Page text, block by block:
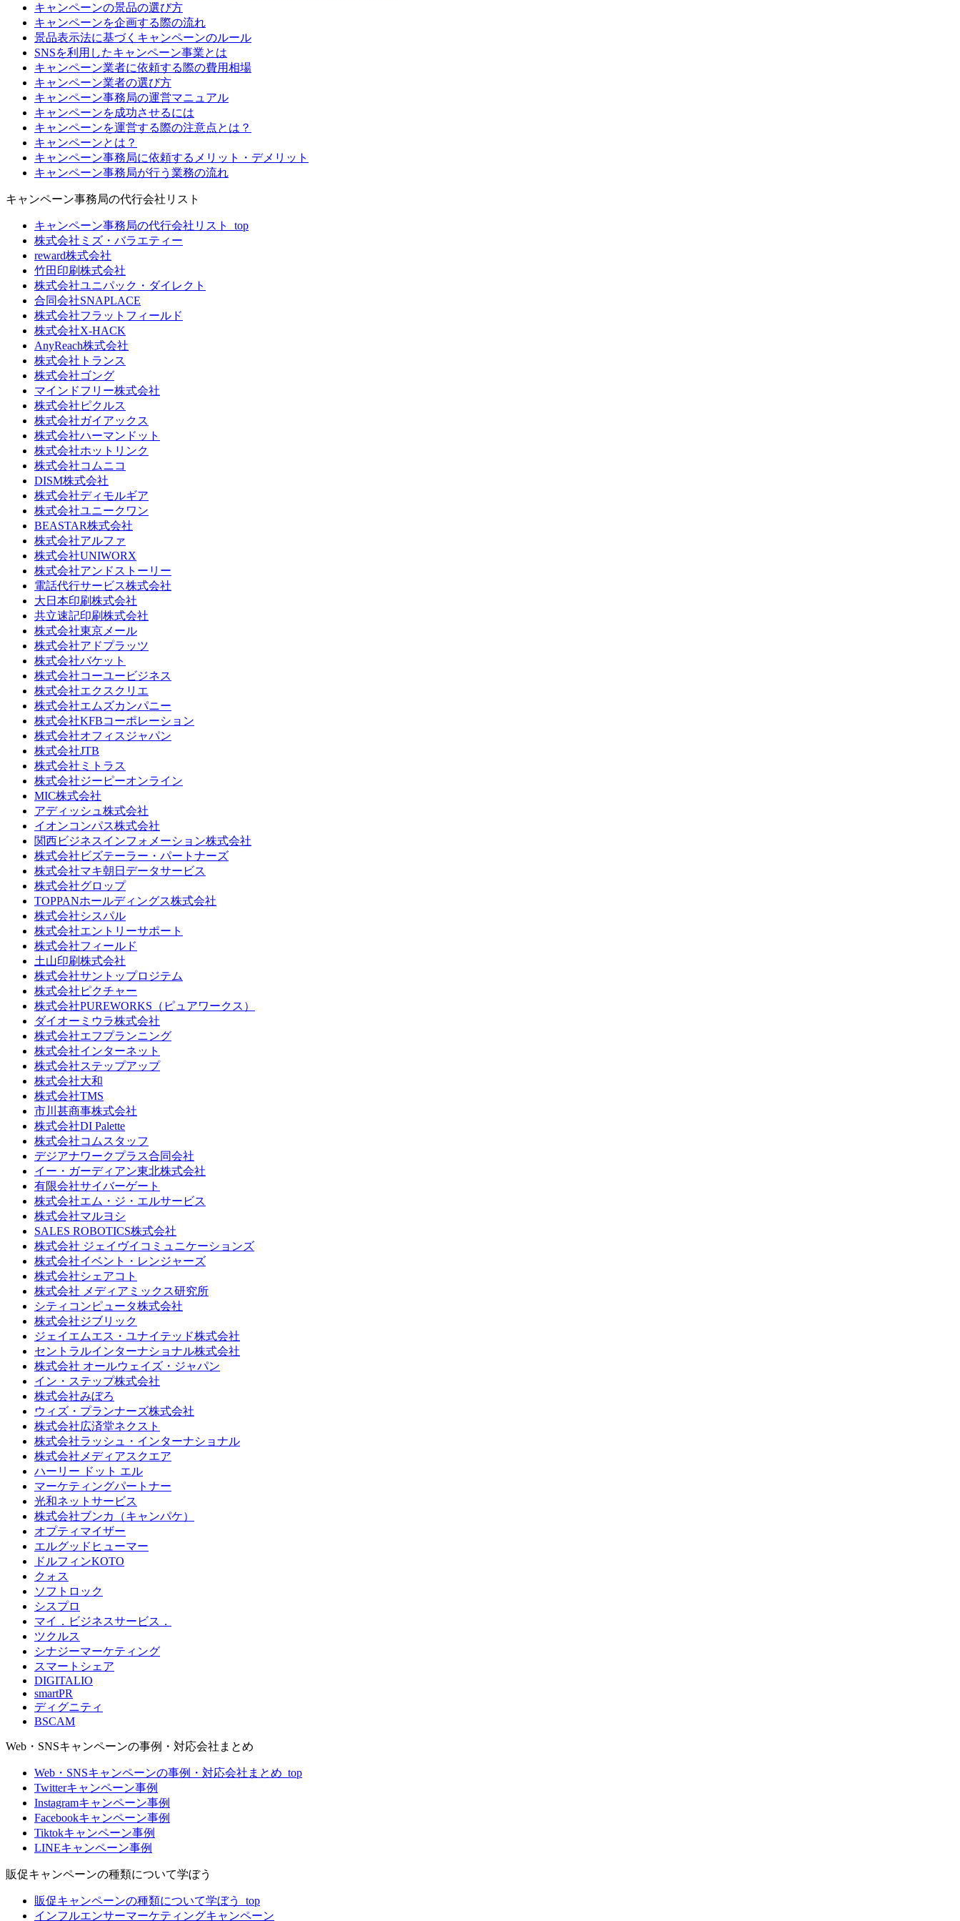
キャンペーンの景品の選び方
キャンペーンを企画する際の流れ
景品表示法に基づくキャンペーンのルール
SNSを利用したキャンペーン事業とは
キャンペーン業者に依頼する際の費用相場
キャンペーン業者の選び方
キャンペーン事務局の運営マニュアル
キャンペーンを成功させるには
キャンペーンを運営する際の注意点とは？
キャンペーンとは？
キャンペーン事務局に依頼するメリット・デメリット
キャンペーン事務局が行う業務の流れ
キャンペーン事務局の代行会社リスト
キャンペーン事務局の代行会社リスト_top
株式会社ミズ・バラエティー
reward株式会社
竹田印刷株式会社
株式会社ユニパック・ダイレクト
合同会社SNAPLACE
株式会社フラットフィールド
株式会社X-HACK
AnyReach株式会社
株式会社トランス
株式会社ゴング
マインドフリー株式会社
株式会社ピクルス
株式会社ガイアックス
株式会社ハーマンドット
株式会社ホットリンク
株式会社コムニコ
DISM株式会社
株式会社ディモルギア
株式会社ユニークワン
BEASTAR株式会社
株式会社アルファ
株式会社UNIWORX
株式会社アンドストーリー
電話代行サービス株式会社
大日本印刷株式会社
共立速記印刷株式会社
株式会社東京メール
株式会社アドプラッツ
株式会社バケット
株式会社コーユービジネス
株式会社エクスクリエ
株式会社エムズカンパニー
株式会社KFBコーポレーション
株式会社オフィスジャパン
株式会社JTB
株式会社ミトラス
株式会社ジーピーオンライン
MIC株式会社
アディッシュ株式会社
イオンコンパス株式会社
関西ビジネスインフォメーション株式会社
株式会社ビズテーラー・パートナーズ
株式会社マキ朝日データサービス
株式会社グロップ
TOPPANホールディングス株式会社
株式会社シスパル
株式会社エントリーサポート
株式会社フィールド
土山印刷株式会社
株式会社サントップロジテム
株式会社ピクチャー
株式会社PUREWORKS（ピュアワークス）
ダイオーミウラ株式会社
株式会社エフプランニング
株式会社インターネット
株式会社ステップアップ
株式会社大和
株式会社TMS
市川甚商事株式会社
株式会社DI Palette
株式会社コムスタッフ
デジアナワークプラス合同会社
イー・ガーディアン東北株式会社
有限会社サイバーゲート
株式会社エム・ジ・エルサービス
株式会社マルヨシ
SALES ROBOTICS株式会社
株式会社 ジェイヴイコミュニケーションズ
株式会社イベント・レンジャーズ
株式会社シェアコト
株式会社 メディアミックス研究所
シティコンピュータ株式会社
株式会社ジブリック
ジェイエムエス・ユナイテッド株式会社
セントラルインターナショナル株式会社
株式会社 オールウェイズ・ジャパン
イン・ステップ株式会社
株式会社みぼろ
ウィズ・プランナーズ株式会社
株式会社広済堂ネクスト
株式会社ラッシュ・インターナショナル
株式会社メディアスクエア
ハーリー ドット エル
マーケティングパートナー
光和ネットサービス
株式会社ブンカ（キャンパケ）
オプティマイザー
エルグッドヒューマー
ドルフィンKOTO
クォス
ソフトロック
シスプロ
マイ．ビジネスサービス．
ツクルス
シナジーマーケティング
スマートシェア
DIGITALIO
smartPR
ディグニティ
BSCAM
Web・SNSキャンペーンの事例・対応会社まとめ
Web・SNSキャンペーンの事例・対応会社まとめ_top
Twitterキャンペーン事例
Instagramキャンペーン事例
Facebookキャンペーン事例
Tiktokキャンペーン事例
LINEキャンペーン事例
販促キャンペーンの種類について学ぼう
販促キャンペーンの種類について学ぼう_top
インフルエンサーマーケティングキャンペーン